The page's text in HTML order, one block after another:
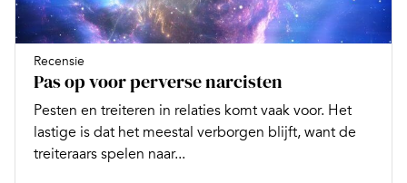
Recensie
Pas op voor perverse narcisten
Pesten en treiteren in relaties komt vaak voor. Het
lastige is dat het meestal verborgen blijft, want de
treiteraars spelen naar...